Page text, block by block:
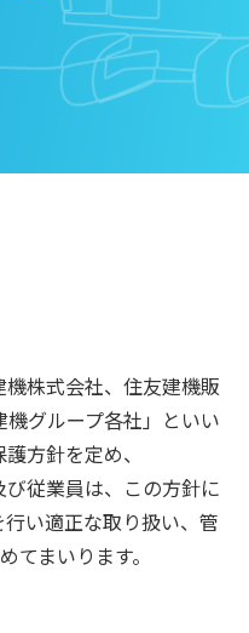
株式会社、住友建機販
グループ各社」といい
方針を定め、
従業員は、この方針に
い適正な取り扱い、管
てまいります。